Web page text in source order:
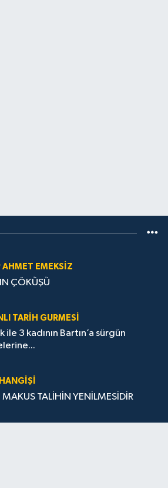
AHMET EMEKSİZ
ÇÖKÜŞÜ
TARIH GURMESI
ile 3 kadının Bartın’a sürgün
TALİHİN YENİLMESİDİR